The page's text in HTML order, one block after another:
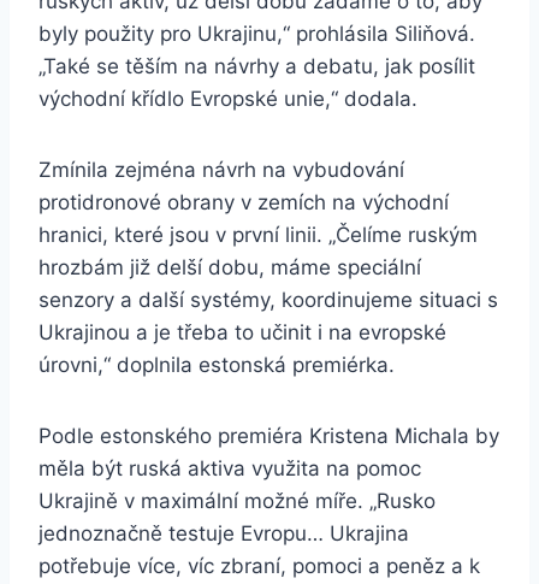
byly použity pro Ukrajinu,“ prohlásila Siliňová.
„Také se těším na návrhy a debatu, jak posílit
východní křídlo Evropské unie,“ dodala.
Zmínila zejména návrh na vybudování
protidronové obrany v zemích na východní
hranici, které jsou v první linii. „Čelíme ruským
hrozbám již delší dobu, máme speciální
senzory a další systémy, koordinujeme situaci s
Ukrajinou a je třeba to učinit i na evropské
úrovni,“ doplnila estonská premiérka.
Podle estonského premiéra Kristena Michala by
měla být ruská aktiva využita na pomoc
Ukrajině v maximální možné míře. „Rusko
jednoznačně testuje Evropu… Ukrajina
potřebuje více, víc zbraní, pomoci a peněz a k